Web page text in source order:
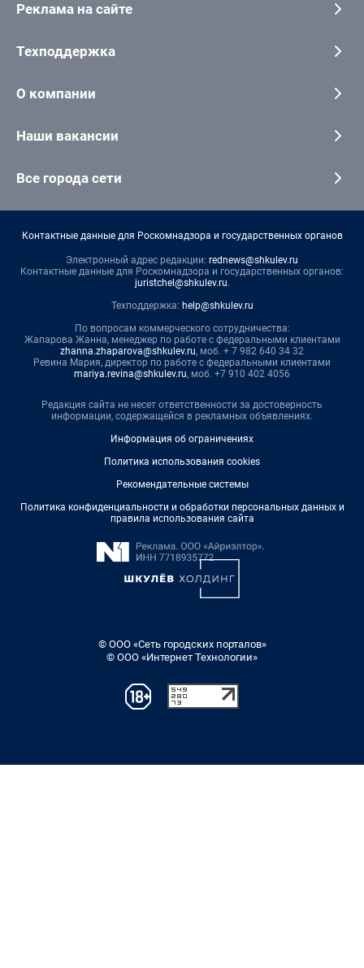
Реклама на сайте
Техподдержка
О компании
Наши вакансии
Все города сети
Контактные данные для Роскомнадзора и государственных органов
Электронный адрес редакции: rednews@shkulev.ru
Контактные данные для Роскомнадзора и государственных органов:
juristchel@shkulev.ru.
Техподдержка: help@shkulev.ru
По вопросам коммерческого сотрудничества:
Жапарова Жанна, менеджер по работе с федеральными клиентами
zhanna.zhaparova@shkulev.ru, моб. + 7 982 640 34 32
Ревина Мария, директор по работе с федеральными клиентами
mariya.revina@shkulev.ru, моб. +7 910 402 4056
Редакция сайта не несет ответственности за достоверность
информации, содержащейся в рекламных объявлениях.
Информация об ограничениях
Политика использования cookies
Рекомендательные системы
Политика конфиденциальности и обработки персональных данных и
правила использования сайта
© ООО «Сеть городских порталов»
© ООО «Интернет Технологии»